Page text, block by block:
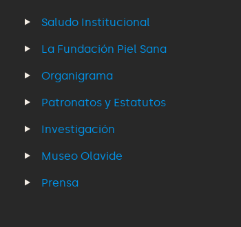
Saludo Institucional
La Fundación Piel Sana
Organigrama
Patronatos y Estatutos
Investigación
Museo Olavide
Prensa